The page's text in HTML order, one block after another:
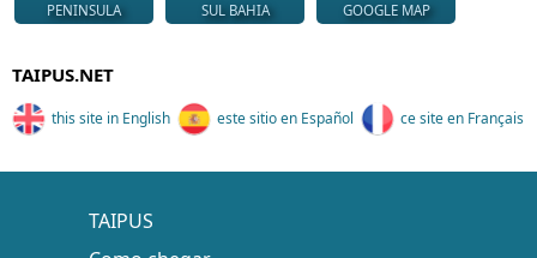
PENINSULA SUL BAHIA GOOGLE MAP
TAIPUS.NET
this site in English este sitio en Español ce site en Français
TAIPUS